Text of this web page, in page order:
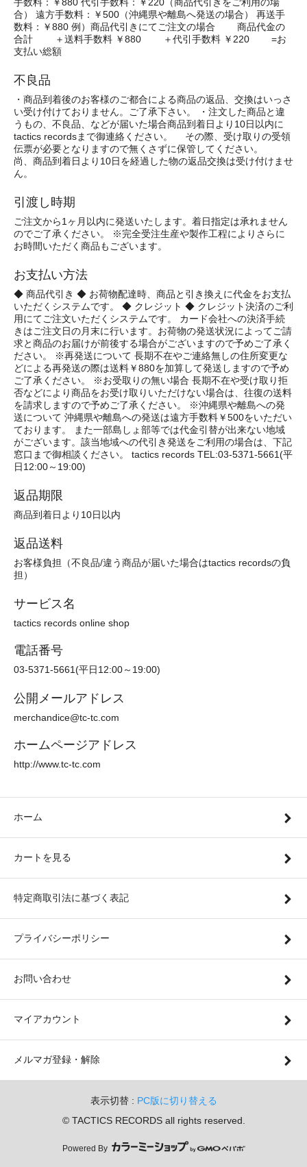
手数料：￥880 代引手数料：￥220（商品代引きをご利用の場
合） 遠方手数料：￥500（沖縄県や離島へ発送の場合） 再送手
数料：￥880 例）商品代引きにてご注文の場合 商品代金の
合計 ＋送料手数料 ￥880 ＋代引手数料 ￥220 =お
支払い総額
不良品
・商品到着後のお客様のご都合による商品の返品、交換はいっさ
い受け付けておりません。ご了承下さい。 ・注文した商品と違
うもの、不良品、などが届いた場合商品到着日より10日以内に
tactics recordsまで御連絡ください。 その際、受け取りの受領
伝票が必要となりますので無くさずに保管してください。
尚、商品到着日より10日を経過した物の返品交換は受け付けませ
ん。
引渡し時期
ご注文から1ヶ月以内に発送いたします。着日指定は承れません
のでご了承ください。 ※完全受注生産や製作工程によりさらに
お時間いただく商品もございます。
お支払い方法
◆ 商品代引き ◆ お荷物配達時、商品と引き換えに代金をお支払
いただくシステムです。 ◆ クレジット ◆ クレジット決済のご利
用にてご注文いただくシステムです。 カード会社への決済手続
きはご注文日の月末に行います。お荷物の発送状況によってご請
求と商品のお届けが前後する場合がございますので予めご了承く
ださい。 ※再発送について 長期不在やご連絡無しの住所変更な
どによる再発送の際は送料￥880を加算して発送しますので予め
ご了承ください。 ※お受取りの無い場合 長期不在や受け取り拒
否などにより商品をお受け取りいただけない場合は、往復の送料
を請求しますので予めご了承ください。 ※沖縄県や離島への発
送について 沖縄県や離島への発送は遠方手数料￥500をいただい
ております。 また一部島しょ部等では代金引替が出来ない地域
がございます。該当地域への代引き発送をご利用の場合は、下記
窓口まで御相談ください。 tactics records TEL:03-5371-5661(平
日12:00～19:00)
返品期限
商品到着日より10日以内
返品送料
お客様負担（不良品/違う商品が届いた場合はtactics recordsの負
担）
サービス名
tactics records online shop
電話番号
03-5371-5661(平日12:00～19:00)
公開メールアドレス
merchandice@tc-tc.com
ホームページアドレス
http://www.tc-tc.com
ホーム
カートを見る
特定商取引法に基づく表記
プライバシーポリシー
お問い合わせ
マイアカウント
メルマガ登録・解除
表示切替 : PC版に切り替える
© TACTICS RECORDS all rights reserved.
Powered By